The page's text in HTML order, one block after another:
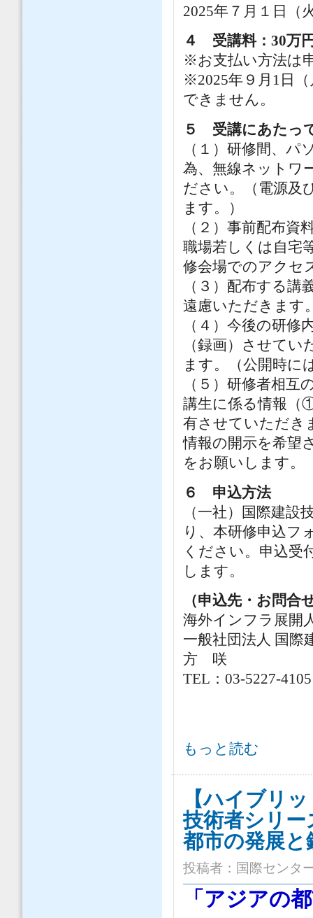
2025年７月１日（
４ 受講料：30万
※お支払い方法は
※2025年９月1日
できません。
５ 受講にあたっ
（１）研修間、
為、無線ネットワ
ださい。（電源及
ます。）
（２）事前配布資
職場若しくは自宅
修会場でのアクセ
（３）配布する
遠慮いただきます
（４）今後の研修
（録画）させてい
ます。（公開時に
（５）研修者相
講生に係る情報
有させていただき
情報の開示を希望
をお願いします。
６ 申込方法
（一社）国際建設
り、本研修申込フ
ください。申込受
します。
（申込先・お問合
海外インフラ展開
一般社団法人 国
方 咲
TEL：03-5227-
2025年度 海外インフラ展開人材
もっと読む
【ハイブリ
技術者シリ
都市の発展と
投稿者： 国際センタ
「アジアの